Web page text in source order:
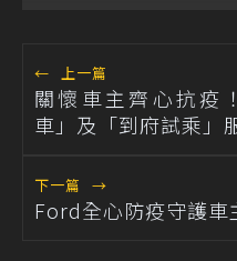
← 上一篇
關懷車主齊心抗疫
車」及「到府試乘」
下一篇 →
Ford全心防疫守護車